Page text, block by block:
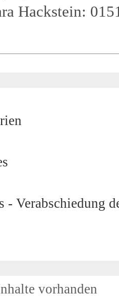
Hackstein:
Verabschiedung
vorhanden